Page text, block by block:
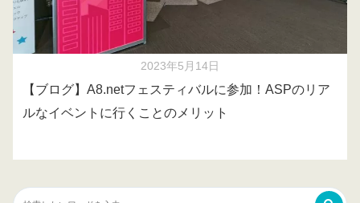
2023年5月14日
【ブログ】A8.netフェスティバルに参加！ASPのリア
ルなイベントに行くことのメリット